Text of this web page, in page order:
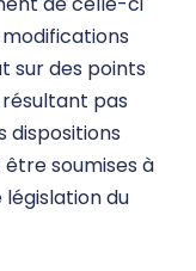
sur des points
pas
dispositions
soumises à
législation du